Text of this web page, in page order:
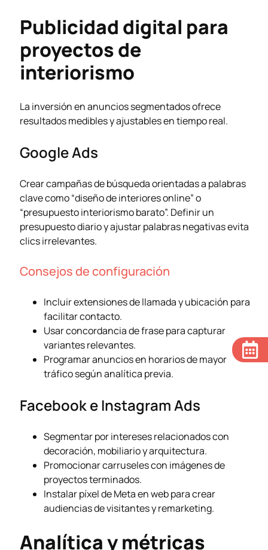
Publicidad digital para
proyectos de
interiorismo
La inversión en anuncios segmentados ofrece
resultados medibles y ajustables en tiempo real.
Google Ads
Crear campañas de búsqueda orientadas a palabras
clave como “diseño de interiores online” o
“presupuesto interiorismo barato”. Definir un
presupuesto diario y ajustar palabras negativas evita
clics irrelevantes.
Consejos de configuración
Incluir extensiones de llamada y ubicación para
facilitar contacto.
Usar concordancia de frase para capturar
variantes relevantes.
Programar anuncios en horarios de mayor
tráfico según analítica previa.
Facebook e Instagram Ads
Segmentar por intereses relacionados con
decoración, mobiliario y arquitectura.
Promocionar carruseles con imágenes de
proyectos terminados.
Instalar píxel de Meta en web para crear
audiencias de visitantes y remarketing.
Analítica y métricas